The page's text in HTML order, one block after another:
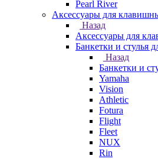
Pearl River
Аксессуары для
Назад
Аксессуары для
Банкетки и стулья
Назад
Банкетки и
Yamaha
Vision
Athletic
Fotura
Flight
Fleet
NUX
Rin